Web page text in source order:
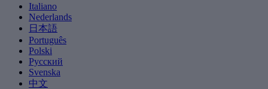
Italiano
Nederlands
日本語
Português
Polski
Русский
Svenska
中文